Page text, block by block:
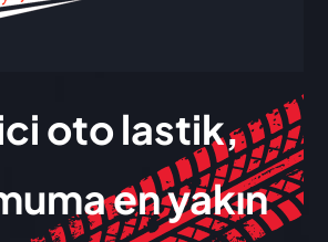
oto lastik,
en yakın